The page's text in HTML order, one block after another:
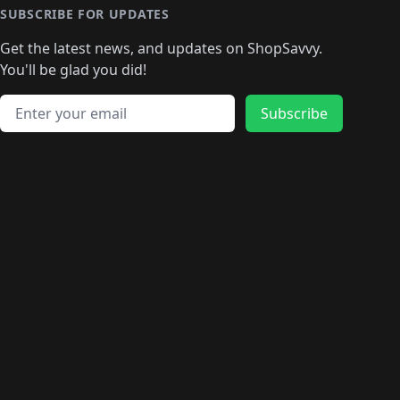
🛍️🛍️🛍️
🛍️🛍️🛍️🛍️
🛍️🛍️
🛍️🛍️
🛍️🛍️🛍️🛍️🛍️🛍️
🛍️🛍️🛍️ 🛍️🛍️🛍️🛍️
🛍️🛍️🛍️ 🛍️🛍️🛍️
SUBSCRIBE FOR UPDATES
Get the latest news, and updates on ShopSavvy.
You'll be glad you did!
Email address
Subscribe